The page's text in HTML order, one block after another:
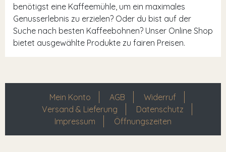
benötigst eine Kaffeemühle, um ein maximales
Genusserlebnis zu erzielen? Oder du bist auf der
Suche nach besten Kaffeebohnen? Unser Online Shop
bietet ausgewählte Produkte zu fairen Preisen.
Mein Konto AGB
Widerruf
Versand & Lieferung
Datenschutz
Impressum
Öffnungszeiten